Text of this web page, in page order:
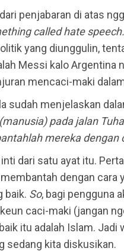
penjabaran di atas
called hate speech.
yang diunggulin,
Messi kalo Argentina
mencaci-maki
sudah menjelaskan
(manusia) pada jalan
mereka dengan
dari satu ayat itu.
dengan cara
baik. So, bagi pengguna
caci-maki (jangan
itu adalah Islam.
sedang kita diskusikan.